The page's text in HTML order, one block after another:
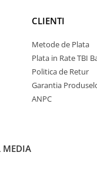
CLIENTI
Metode de Plata
Plata in Rate TBI
Politica de Retur
Garantia
ANPC
MEDIA